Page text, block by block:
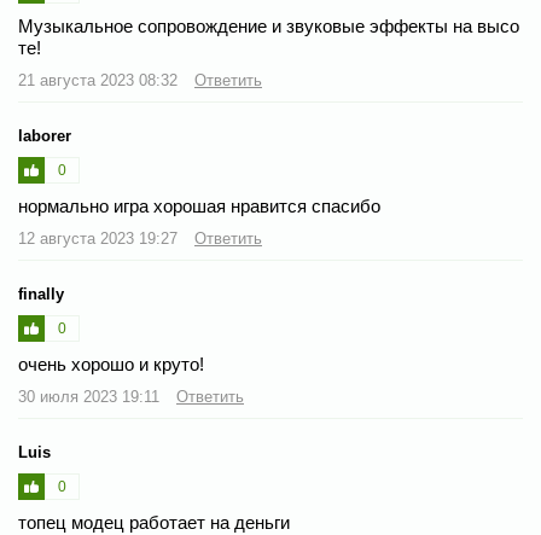
Музыкальное сопровождение и звуковые эффекты на высо
те!
21 августа 2023 08:32 Ответить
laborer
0
нормально игра хорошая нравится спасибо
12 августа 2023 19:27 Ответить
finally
0
очень хорошо и круто!
30 июля 2023 19:11 Ответить
Luis
0
топец модец работает на деньги